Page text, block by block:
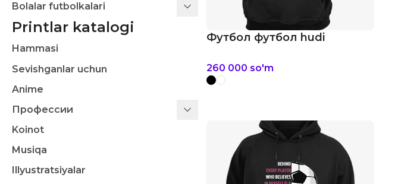
Bolalar futbolkalari
Printlar katalogi
Hammasi
Sevishganlar uchun
Anime
Профессии
Koinot
Musiqa
Illyustratsiyalar
Футбол футбол hudi
260 000 so'm